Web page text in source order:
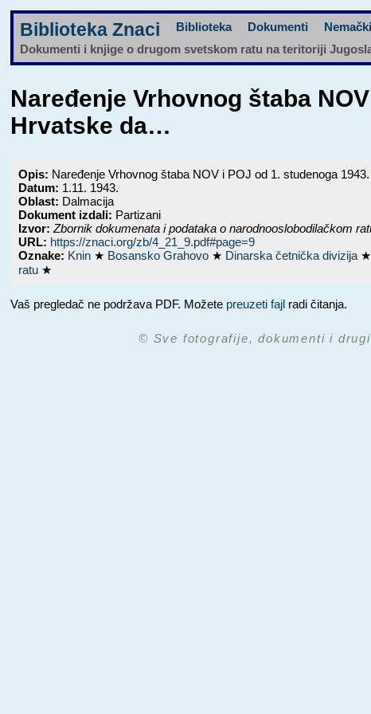
Biblioteka Znaci Biblioteka Dokumenti
Dokumenti i knjige o drugom svetskom ratu na teritoriji
Naređenje Vrhovnog štaba
Hrvatske da…
Opis: Naređenje Vrhovnog štaba NOV i POJ od 1. studenoga
Datum: 1.11. 1943.
Oblast: Dalmacija
Dokument izdali: Partizani
Izvor: Zbornik dokumenata i podataka o narodnooslobodilačkom
URL: https://znaci.org/zb/4_21_9.pdf#page=9
Oznake: Knin ★ Bosansko Grahovo ★ Dinarska četnička divizija ★
ratu ★
Vaš pregledač ne podržava PDF. Možete preuzeti fajl radi čitanja.
© Sve fotografije, dokumenti i